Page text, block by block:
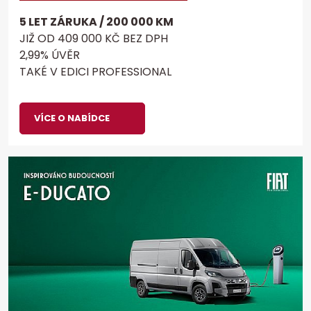
5 LET ZÁRUKA / 200 000 KM
JIŽ OD 409 000 KČ BEZ DPH
2,99% ÚVĚR
TAKÉ V EDICI PROFESSIONAL
VÍCE O NABÍDCE